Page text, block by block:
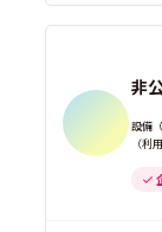
非
設備
（利